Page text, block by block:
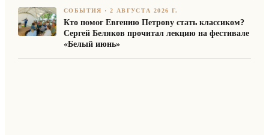
СОБЫТИЯ ·2 АВГУСТА 2026 Г.
Кто помог Евгению Петрову стать классиком?
Сергей Беляков прочитал лекцию на фестивале
«Белый июнь»